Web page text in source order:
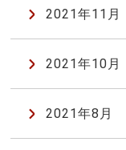
2021年11月
2021年10月
2021年8月